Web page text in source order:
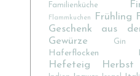
Familienküche
Flammkuchen Frühling
Geschenk aus
Gewürze
Gin
Haferflocken
Hefeteig Herbst